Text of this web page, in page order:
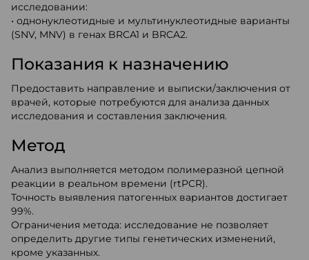
исследовании:
• однонуклеотидные и мультинуклеотидные варианты
(SNV, MNV) в генах BRCA1 и BRCA2.
Показания к назначению
Предоставить направление и выписки/заключения от
врачей, которые потребуются для анализа данных
исследования и составления заключения.
Метод
Анализ выполняется методом полимеразной цепной
реакции в реальном времени (rtPCR).
Точность выявления патогенных вариантов достигает
99%.
Ограничения метода: исследование не позволяет
определить другие типы генетических изменений,
кроме указанных.